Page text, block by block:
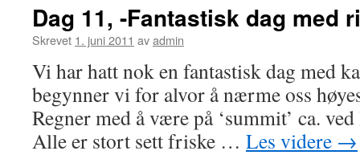
Dag 11, -Fantastisk dag med
Skrevet 1. juni 2011 avadmin
Vi har hatt nok en fantastisk dag med
begynner vi for alvor å nærme oss
Regner med å være på ‘summit’ ca.
Alle er stort sett friske … Les videre →